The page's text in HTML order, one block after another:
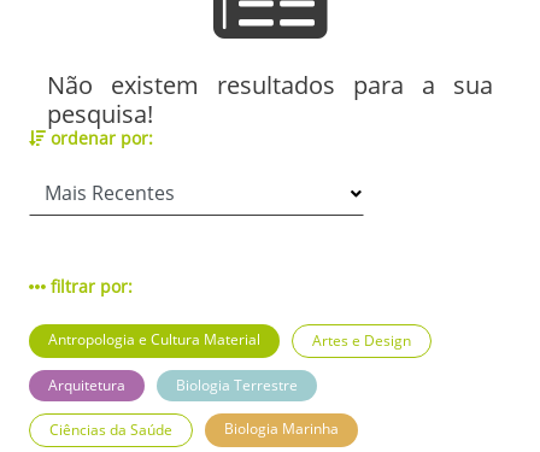
Não existem resultados para a sua
pesquisa!
ordenar por:
filtrar por:
Antropologia e Cultura Material Artes e Design
Arquitetura Biologia Terrestre
Ciências da Saúde Biologia Marinha